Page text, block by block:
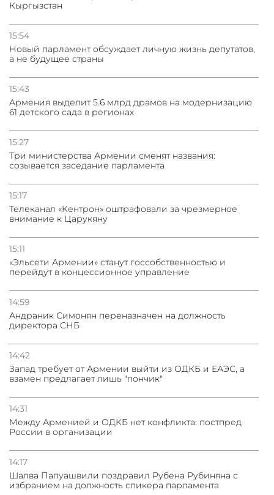
Кыргызстан
15:54
Новый парламент обсуждает личную жизнь депутатов,
а не будущее страны
15:43
Армения выделит 5.6 млрд драмов на модернизацию
61 детского сада в регионах
15:27
Три министерства Армении сменят названия:
созывается заседание парламента
15:17
Телеканал «Кентрон» оштрафовали за чрезмерное
внимание к Царукяну
15:11
«Эльсети Армении» станут госсобственностью и
перейдут в концессионное управление
14:59
Андраник Симонян переназначен на должность
директора СНБ
14:42
Запад требует от Армении выйти из ОДКБ и ЕАЭС, а
взамен предлагает лишь "пончик"
14:31
Между Арменией и ОДКБ нет конфликта: постпред
России в организации
14:17
Шалва Папуашвили поздравил Рубена Рубиняна с
избранием на должность спикера парламента
Китай потребовал извинений от создателей турецкого